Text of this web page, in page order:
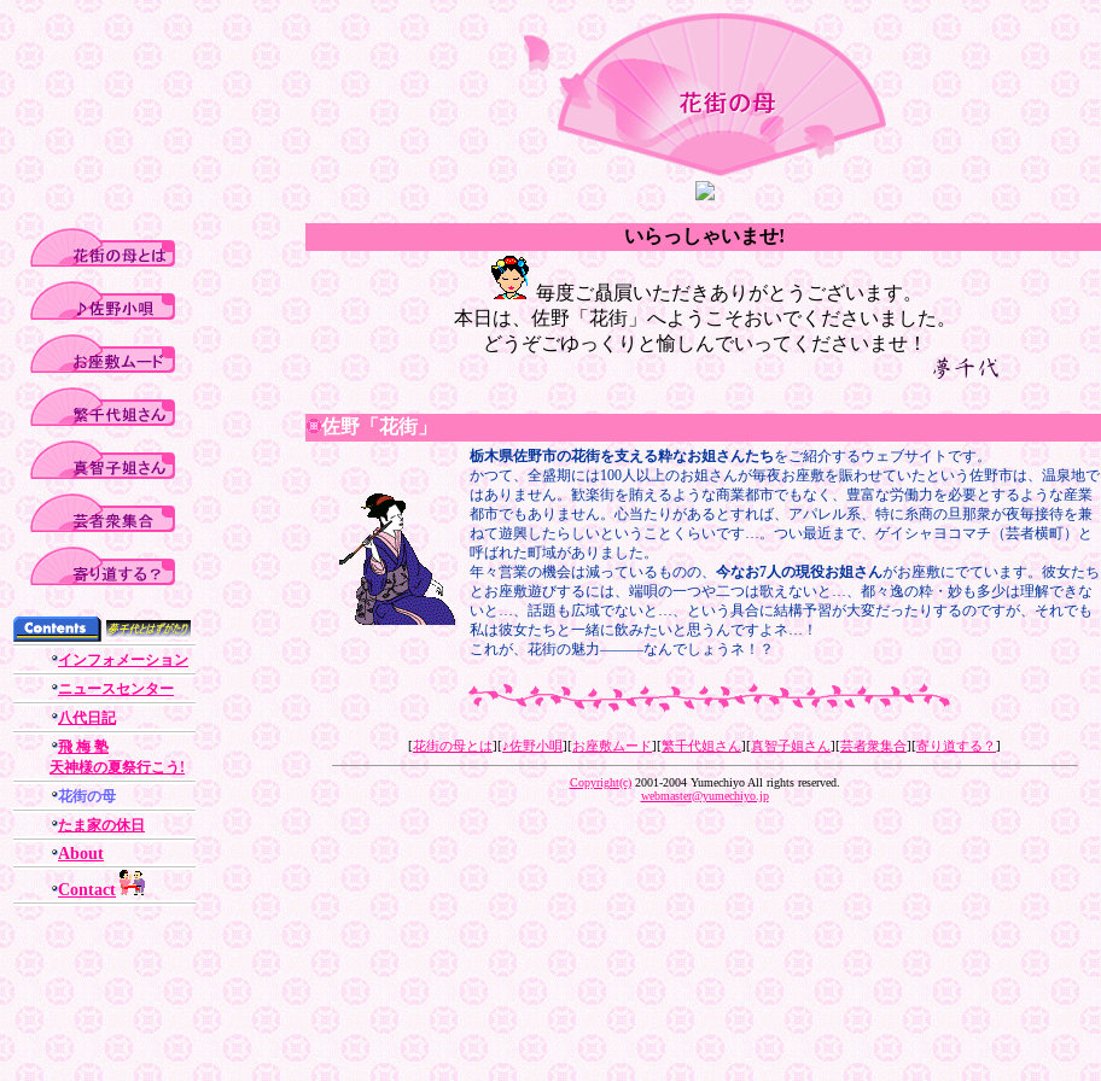
インフォメーション
ニュースセンター
八代日記
飛 梅 塾
天神様の夏祭行こう!
花街の母
たま家の休日
About
Contact
いらっしゃいませ!
毎度ご贔屓いただきありがとうございます。
本日は、佐野「花街」へようこそおいでくださいました。
どうぞごゆっくりと愉しんでいってくださいませ！
佐野「花街」
栃木県佐野市の花街を支える粋なお姐さんたちをご紹介するウェブサイトです。
かつて、全盛期には100人以上のお姐さんが毎夜お座敷を賑わせていたという佐野市は、温泉地で
はありません。歓楽街を賄えるような商業都市でもなく、豊富な労働力を必要とするような産業
都市でもありません。心当たりがあるとすれば、アパレル系、特に糸商の旦那衆が夜毎接待を兼
ねて遊興したらしいということくらいです…。つい最近まで、ゲイシャヨコマチ（芸者横町）と
呼ばれた町域がありました。
年々営業の機会は減っているものの、 今なお7人の現役お姐さんがお座敷にでています。彼女たち
とお座敷遊びするには、端唄の一つや二つは歌えないと…、都々逸の粋・妙も多少は理解できな
いと…、話題も広域でないと…、という具合に結構予習が大変だったりするのですが、それでも
私は彼女たちと一緒に飲みたいと思うんですよネ…！
これが、花街の魅力―――なんでしょうネ！？
[花街の母とは][♪佐野小唄][お座敷ムード][繁千代姐さん][真智子姐さん][芸者衆集合][寄り道する？ ]
Copyright(c)2001-2004 Yumechiyo All rights reserved.
webmaster@yumechiyo.jp